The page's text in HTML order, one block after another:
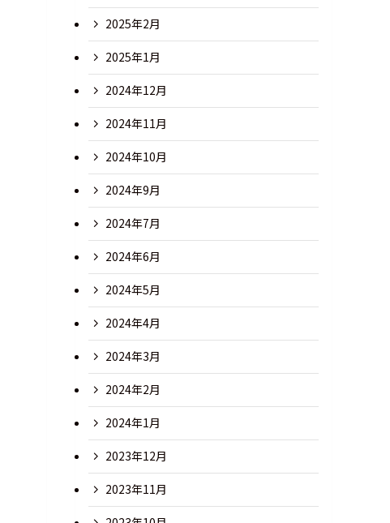
2025年2月
2025年1月
2024年12月
2024年11月
2024年10月
2024年9月
2024年7月
2024年6月
2024年5月
2024年4月
2024年3月
2024年2月
2024年1月
2023年12月
2023年11月